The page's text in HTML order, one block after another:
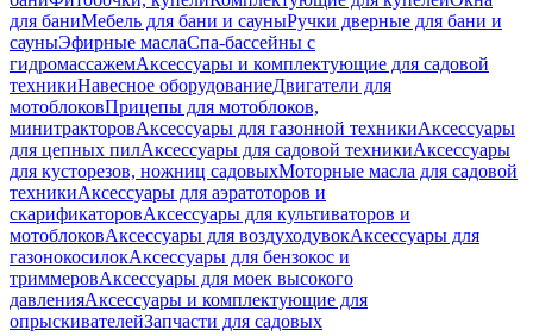
для баниМебель для бани и сауныРучки дверные для бани и
сауныЭфирные маслаСпа-бассейны с
гидромассажемАксессуары и комплектующие для садовой
техникиНавесное оборудованиеДвигатели для
мотоблоковПрицепы для мотоблоков,
минитракторовАксессуары для газонной техникиАксессуары
для цепных пилАксессуары для садовой техникиАксессуары
для кусторезов, ножниц садовыхМоторные масла для садовой
техникиАксессуары для аэратоторов и
скарификаторовАксессуары для культиваторов и
мотоблоковАксессуары для воздуходувокАксессуары для
газонокосилокАксессуары для бензокос и
триммеровАксессуары для моек высокого
давленияАксессуары и комплектующие для
опрыскивателейЗапчасти для садовых